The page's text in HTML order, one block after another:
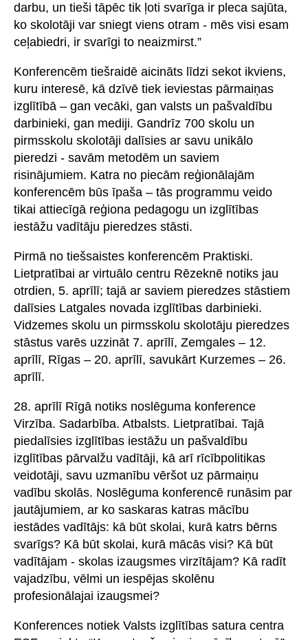
darbu, un tieši tāpēc tik ļoti svarīga ir pleca sajūta,
ko skolotāji var sniegt viens otram - mēs visi esam
ceļabiedri, ir svarīgi to neaizmirst.”
Konferencēm tiešraidē aicināts līdzi sekot ikviens,
kuru interesē, kā dzīvē tiek ieviestas pārmaiņas
izglītībā – gan vecāki, gan valsts un pašvaldību
darbinieki, gan mediji. Gandrīz 700 skolu un
pirmsskolu skolotāji dalīsies ar savu unikālo
pieredzi - savām metodēm un saviem
risinājumiem. Katra no piecām reģionālajām
konferencēm būs īpaša – tās programmu veido
tikai attiecīgā reģiona pedagogu un izglītības
iestāžu vadītāju pieredzes stāsti.
Pirmā no tiešsaistes konferencēm Praktiski.
Lietpratībai ar virtuālo centru Rēzeknē notiks jau
otrdien, 5. aprīlī; tajā ar saviem pieredzes stāstiem
dalīsies Latgales novada izglītības darbinieki.
Vidzemes skolu un pirmsskolu skolotāju pieredzes
stāstus varēs uzzināt 7. aprīlī, Zemgales – 12.
aprīlī, Rīgas – 20. aprīlī, savukārt Kurzemes – 26.
aprīlī.
28. aprīlī Rīgā notiks noslēguma konference
Virzība. Sadarbība. Atbalsts. Lietpratībai. Tajā
piedalīsies izglītības iestāžu un pašvaldību
izglītības pārvalžu vadītāji, kā arī rīcībpolitikas
veidotāji, savu uzmanību vēršot uz pārmaiņu
vadību skolās. Noslēguma konferencē runāsim par
jautājumiem, ar ko saskaras katras mācību
iestādes vadītājs: kā būt skolai, kurā katrs bērns
svarīgs? Kā būt skolai, kurā mācās visi? Kā būt
vadītājam - skolas izaugsmes virzītājam? Kā radīt
vajadzību, vēlmi un iespējas skolēnu
profesionālajai izaugsmei?
Konferences notiek Valsts izglītības satura centra